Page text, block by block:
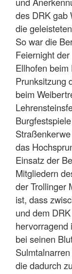
des DRK gab
die
So war die
Feiernight
Ellhofen
Prunksitzung
beim
das
Einsatz der
Mitgliedern
der Trollinger
ist, dass
und dem
hervorragend
bei seinen
die dadurch